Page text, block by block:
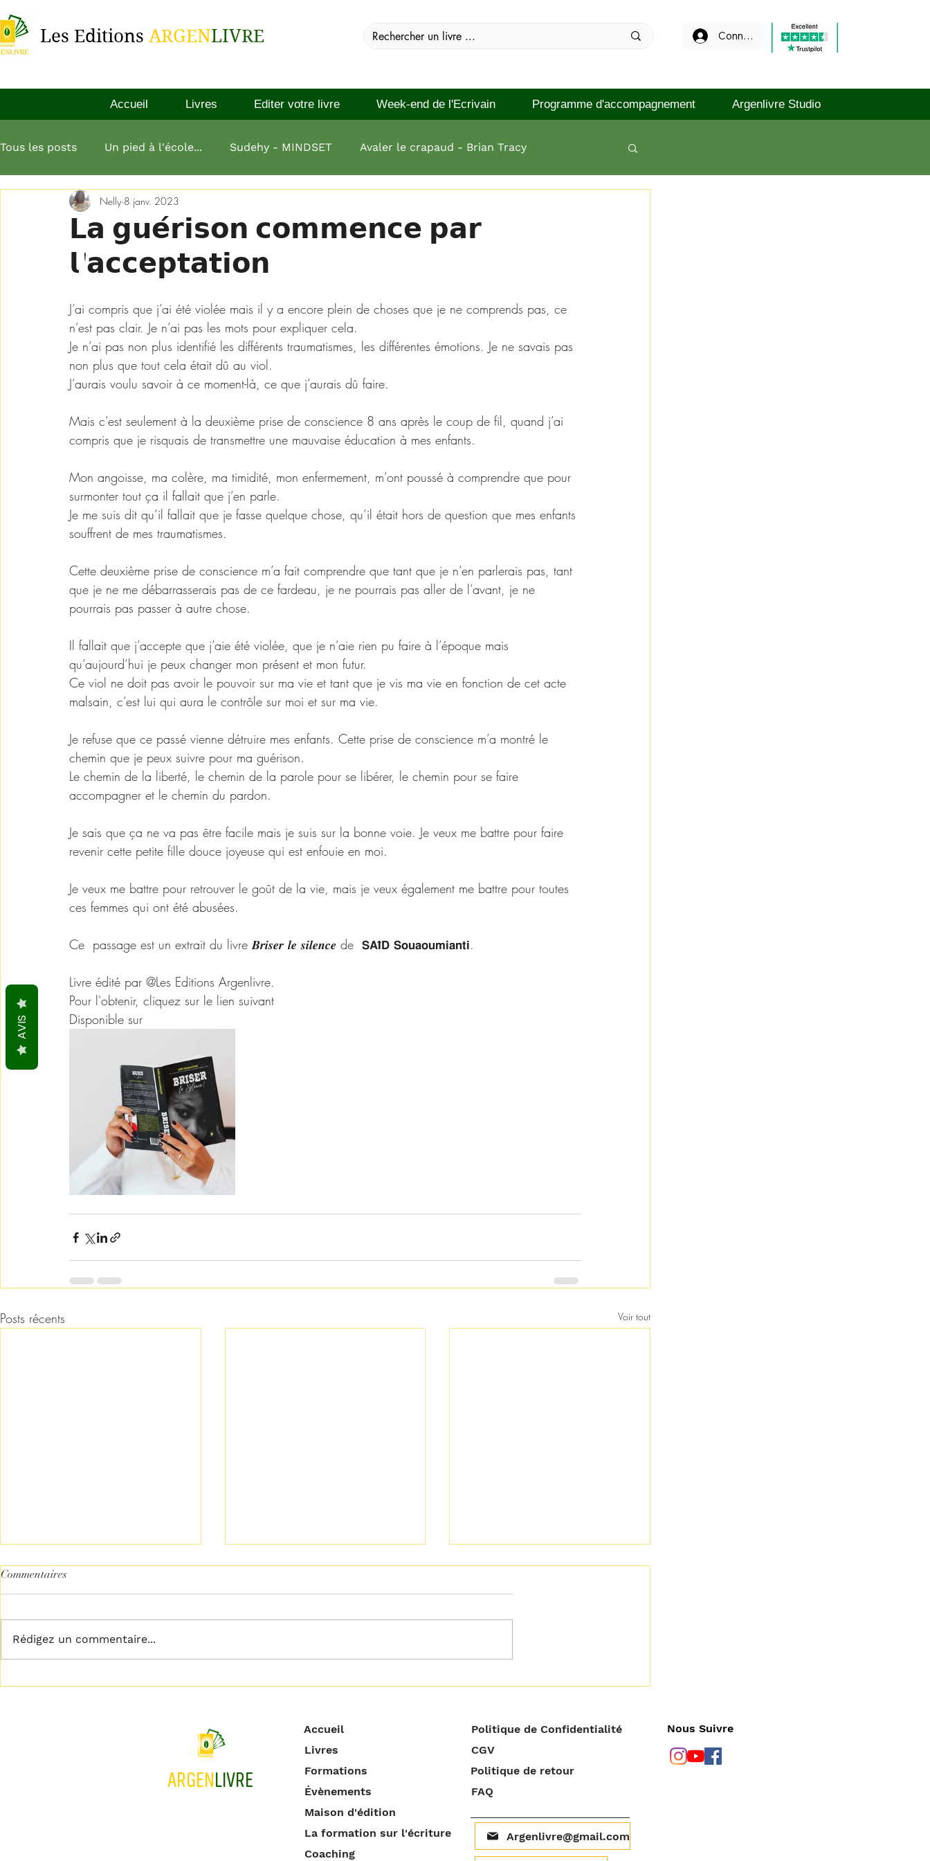
Les Editions ARGENLIVRE Connexion
Accueil Livres Editer votre livre Week-end de l'Ecrivain Programme d'accompagnement Argenlivre Studio
Tous les posts Un pied à l'école... Sudehy - MINDSET Avaler le crapaud - Brian Tracy
L'esprit millionnaire Aliko Dangote
L homme le plus riche de babylone
𝗟𝗮 𝗴𝘂𝗲́𝗿𝗶𝘀𝗼𝗻 𝗰𝗼𝗺𝗺𝗲𝗻𝗰𝗲 𝗽𝗮𝗿
𝗹'𝗮𝗰𝗰𝗲𝗽𝘁𝗮𝘁𝗶𝗼𝗻
Nelly 8 janv. 2023
J’ai compris que j’ai été violée mais il y a encore plein de choses que je ne comprends pas, ce
n’est pas clair. Je n’ai pas les mots pour expliquer cela.
Je n’ai pas non plus identifié les différents traumatismes, les différentes émotions. Je ne savais pas
non plus que tout cela était dû au viol.
J’aurais voulu savoir à ce moment-là, ce que j’aurais dû faire.
Mais c’est seulement à la deuxième prise de conscience 8 ans après le coup de fil, quand j’ai
compris que je risquais de transmettre une mauvaise éducation à mes enfants.
Mon angoisse, ma colère, ma timidité, mon enfermement, m’ont poussé à comprendre que pour
surmonter tout ça il fallait que j’en parle.
Je me suis dit qu’il fallait que je fasse quelque chose, qu’il était hors de question que mes enfants
souffrent de mes traumatismes.
Cette deuxième prise de conscience m’a fait comprendre que tant que je n’en parlerais pas, tant
que je ne me débarrasserais pas de ce fardeau, je ne pourrais pas aller de l’avant, je ne
pourrais pas passer à autre chose.
Il fallait que j’accepte que j’aie été violée, que je n’aie rien pu faire à l’époque mais
qu’aujourd’hui je peux changer mon présent et mon futur.
Ce viol ne doit pas avoir le pouvoir sur ma vie et tant que je vis ma vie en fonction de cet acte
malsain, c’est lui qui aura le contrôle sur moi et sur ma vie.
Je refuse que ce passé vienne détruire mes enfants. Cette prise de conscience m’a montré le
chemin que je peux suivre pour ma guérison.
Le chemin de la liberté, le chemin de la parole pour se libérer, le chemin pour se faire
accompagner et le chemin du pardon.
Je sais que ça ne va pas être facile mais je suis sur la bonne voie. Je veux me battre pour faire
revenir cette petite fille douce joyeuse qui est enfouie en moi.
Je veux me battre pour retrouver le goût de la vie, mais je veux également me battre pour toutes
ces femmes qui ont été abusées.
Ce  passage est un extrait du livre 𝑩𝒓𝒊𝒔𝒆𝒓 𝒍𝒆 𝒔𝒊𝒍𝒆𝒏𝒄𝒆 de  𝗦𝗔𝗜̈𝗗 𝗦𝗼𝘂𝗮𝗼𝘂𝗺𝗶𝗮𝗻𝘁𝗶.
Livre édité par @Les Editions Argenlivre.
Pour l'obtenir, cliquez sur le lien suivant
Disponible sur
Posts récents Voir tout
Commentaires
Rédigez un commentaire...
ARGENLIVRE
Accueil
Livres
Formations
Évènements
Maison d'édition
La formation sur l'écriture
Coaching
Politique de Confidentialité
CGV
Politique de retour
FAQ
Argenlivre@gmail.com
Nous Suivre
AVIS